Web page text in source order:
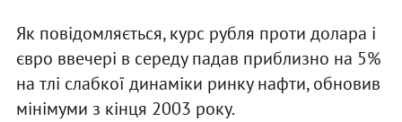
Як повідомляється, курс рубля проти долара і
євро ввечері в середу падав приблизно на 5%
на тлі слабкої динаміки ринку нафти, обновив
мінімуми з кінця 2003 року.